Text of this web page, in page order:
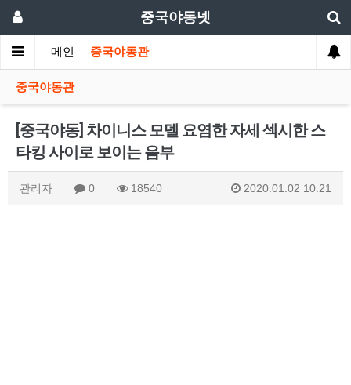
중국야동넷
메인 중국야동관
중국야동관
[중국야동] 차이니스 모델 요염한 자세 섹시한 스
타킹 사이로 보이는 음부
관리자 0 18540 2020.01.02 10:21